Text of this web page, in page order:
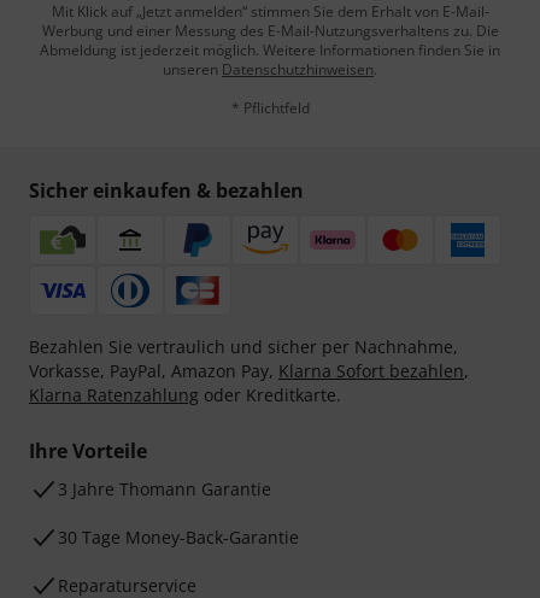
Mit Klick auf „Jetzt anmelden“ stimmen Sie dem Erhalt von E-Mail-
Werbung und einer Messung des E-Mail-Nutzungsverhaltens zu. Die
Abmeldung ist jederzeit möglich. Weitere Informationen finden Sie in
unseren Datenschutzhinweisen.
* Pflichtfeld
Sicher einkaufen & bezahlen
Bezahlen Sie vertraulich und sicher per Nachnahme,
Vorkasse, PayPal, Amazon Pay, Klarna Sofort bezahlen,
Klarna Ratenzahlung oder Kreditkarte.
Ihre Vorteile
3 Jahre Thomann Garantie
30 Tage Money-Back-Garantie
Reparaturservice